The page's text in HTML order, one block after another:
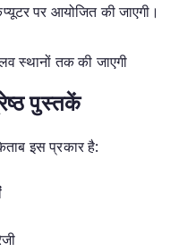
पर आयोजित की जाएगी।
स्थानों तक की जाएगी
पुस्तकें
इस प्रकार है: